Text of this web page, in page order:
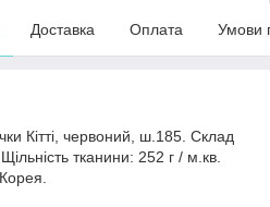
Доставка Оплата Умови
Кітті, червоний, ш.185. Склад
тканини: 252 г / м.кв.